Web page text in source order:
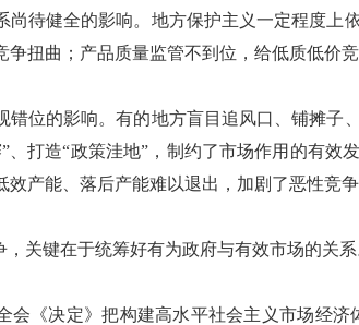
待健全的影响。地方保护主义一定程度上
争扭曲；产品质量监管不到位，给低质低价竞
位的影响。有的地方盲目追风口、铺摊子
、打造“政策洼地”，制约了市场作用的有效
产能、落后产能难以退出，加剧了恶性竞争
关键在于统筹好有为政府与有效市场的关系
《决定》把构建高水平社会主义市场经济